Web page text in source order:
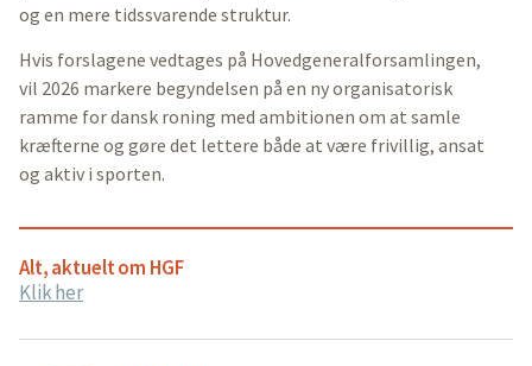
og en mere tidssvarende struktur.
Hvis forslagene vedtages på Hovedgeneralforsamlingen,
vil 2026 markere begyndelsen på en ny organisatorisk
ramme for dansk roning med ambitionen om at samle
kræfterne og gøre det lettere både at være frivillig, ansat
og aktiv i sporten.
Alt, aktuelt om HGF
Klik her